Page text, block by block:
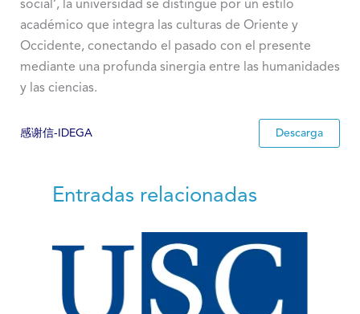
social’, la universidad se distingue por un estilo
académico que integra las culturas de Oriente y
Occidente, conectando el pasado con el presente
mediante una profunda sinergia entre las humanidades
y las ciencias.
感谢信-IDEGA Descarga
Entradas relacionadas